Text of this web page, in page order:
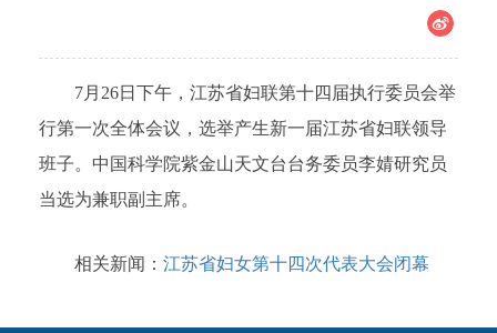
7月26日下午，江苏省妇联第十四届执行委员会举
行第一次全体会议，选举产生新一届江苏省妇联领导
班子。中国科学院紫金山天文台台务委员李婧研究员
当选为兼职副主席。
相关新闻： 江苏省妇女第十四次代表大会闭幕